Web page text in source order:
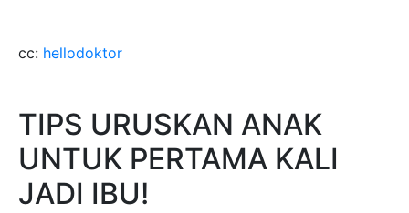
cc: hellodoktor
TIPS URUSKAN ANAK
UNTUK PERTAMA KALI
JADI IBU!